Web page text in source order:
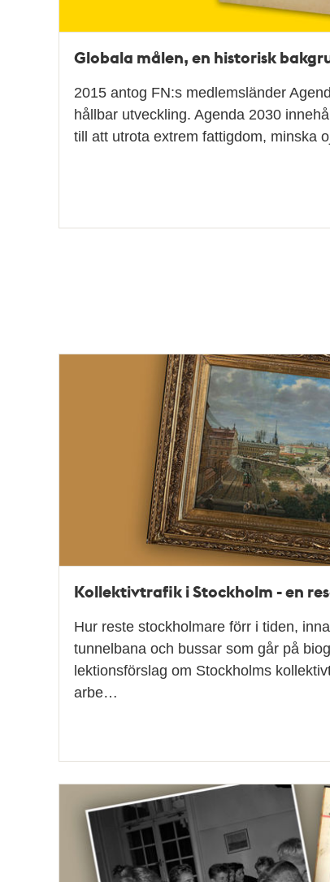
Globala målen, en historisk
2015 antog FN:s medlemsländer
hållbar utveckling. Agenda 2030
till att utrota extrem fattigdom, minska
Kollektivtrafik i Stockholm - en
Hur reste stockholmare förr i tiden,
tunnelbana och bussar som går på
lektionsförslag om Stockholms
arbe…